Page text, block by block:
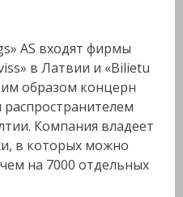
AS входят фирмы
в Латвии и «Bilietu
образом концерн
Компания владеет
в которых можно
на 7000 отдельных